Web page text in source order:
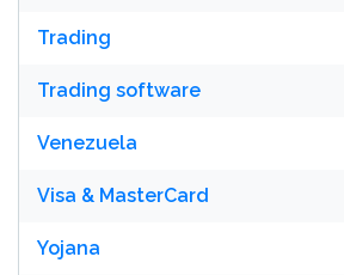
Trading
Trading software
Venezuela
Visa & MasterCard
Yojana